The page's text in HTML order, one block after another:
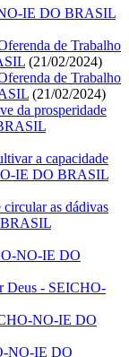
IE DO BRASIL
de Trabalho
(21/02/2024)
de Trabalho
(21/02/2024)
da prosperidade
a capacidade
IE DO BRASIL
circular as dádivas
NO-IE DO
Deus - SEICHO-
NO-IE DO
NO-IE DO